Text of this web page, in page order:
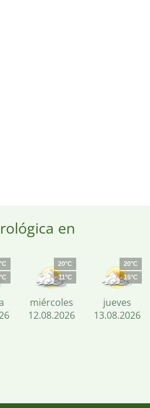
en
20°C
11°C
miércoles
12.08.2026
20°C
15°C
jueves
13.08.2026